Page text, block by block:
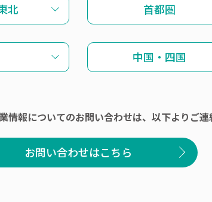
北 首都圏
中国・四国
報についてのお問い合わせは、以下よりご
お問い合わせはこちら